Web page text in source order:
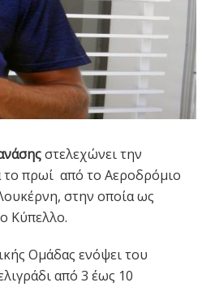
στελεχώνει την
πρωί από το Αεροδρόμιο
στην οποία ως
Κύπελλο.
Ομάδας ενόψει του
από 3 έως 10